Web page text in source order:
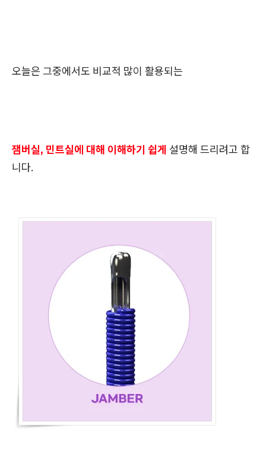
오늘은 그중에서도 비교적 많이 활용되는
잼버실, 민트실에 대해 이해하기 쉽게 설명해 드리려고 합
니다.